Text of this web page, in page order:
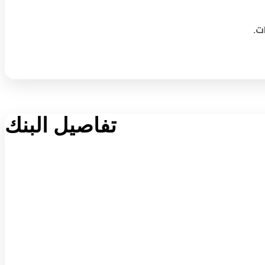
تفاصيل البنك